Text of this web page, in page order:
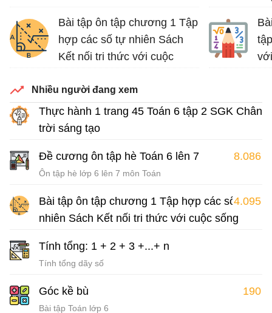
Bài tập ôn tập chương 1 Tập
hợp các số tự nhiên Sách
Kết nối tri thức với cuộc
Nhiều người đang xem
Thực hành 1 trang 45 Toán 6 tập 2 SGK Chân
trời sáng tạo
Đề cương ôn tập hè Toán 6 lên 7 8.086
Ôn tập hè lớp 6 lên 7 môn Toán
Bài tập ôn tập chương 1 Tập hợp các số tự
nhiên Sách Kết nối tri thức với cuộc sống
4.095
Tính tổng: 1 + 2 + 3 +...+ n
Tính tổng dãy số
Góc kề bù 190
Bài tập Toán lớp 6